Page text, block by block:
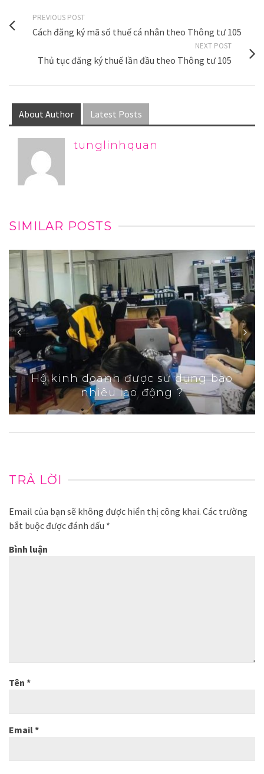
PREVIOUS POST
Cách đăng ký mã số thuế cá nhân theo Thông tư 105
NEXT POST
Thủ tục đăng ký thuế lần đầu theo Thông tư 105
About Author Latest Posts
tunglinhquan
SIMILAR POSTS
Hộ kinh doanh được sử dụng bao
nhiêu lao động ?
TRẢ LỜI
Email của bạn sẽ không được hiển thị công khai. Các trường
bắt buộc được đánh dấu *
Bình luận
Tên *
Email*